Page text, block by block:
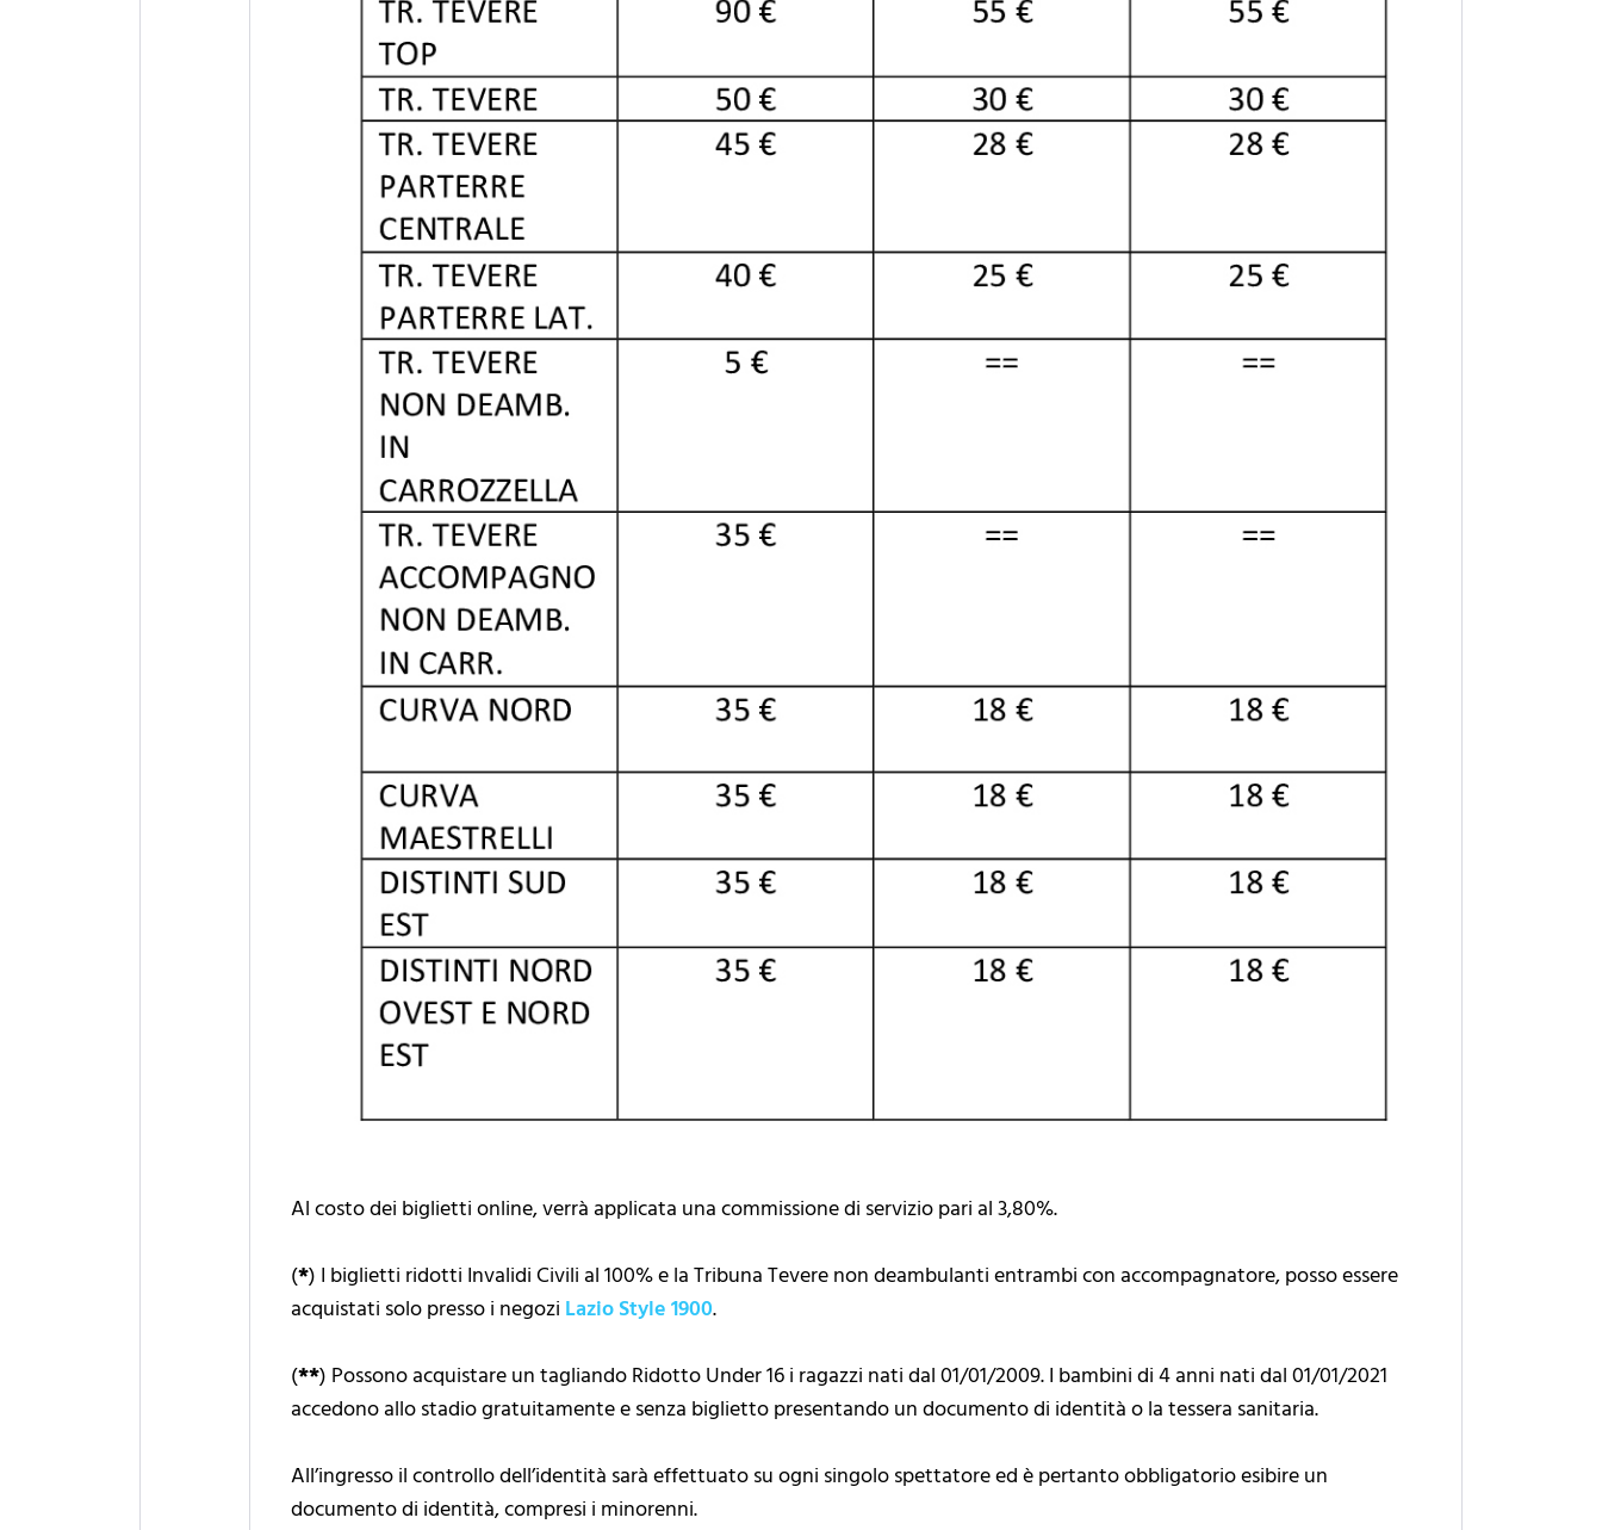
Al costo dei biglietti online, verrà applicata una commissione di servizio pari al 3,80%.
(*) I biglietti ridotti Invalidi Civili al 100% e la Tribuna Tevere non deambulanti entrambi con accompagnatore, posso essere
acquistati solo presso i negozi Lazio Style 1900.
(**) Possono acquistare un tagliando Ridotto Under 16 i ragazzi nati dal 01/01/2009. I bambini di 4 anni nati dal 01/01/2021
accedono allo stadio gratuitamente e senza biglietto presentando un documento di identità o la tessera sanitaria.
All’ingresso il controllo dell’identità sarà effettuato su ogni singolo spettatore ed è pertanto obbligatorio esibire un
documento di identità, compresi i minorenni.